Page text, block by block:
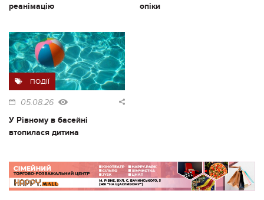
реанімацію
опіки
ПОДІЇ
05.08.26
У Рівному в басейні
втопилася дитина